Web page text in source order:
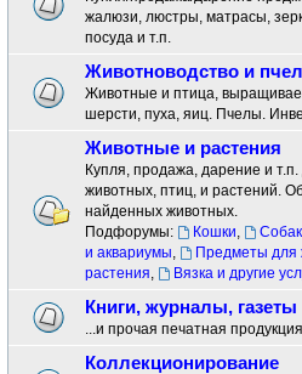
жалюзи, люстры, матрасы,
посуда и т.п.
Животноводство и
Животные и птица,
шерсти, пуха, яиц. Пчелы.
Животные и растения
Купля, продажа, дарение и
животных, птиц, и растений.
найденных животных.
Подфорумы:
Кошки,
и аквариумы, Предметы для
растения, Вязка и другие
Книги, журналы, газеты
...и прочая печатная продукция
Коллекционирование